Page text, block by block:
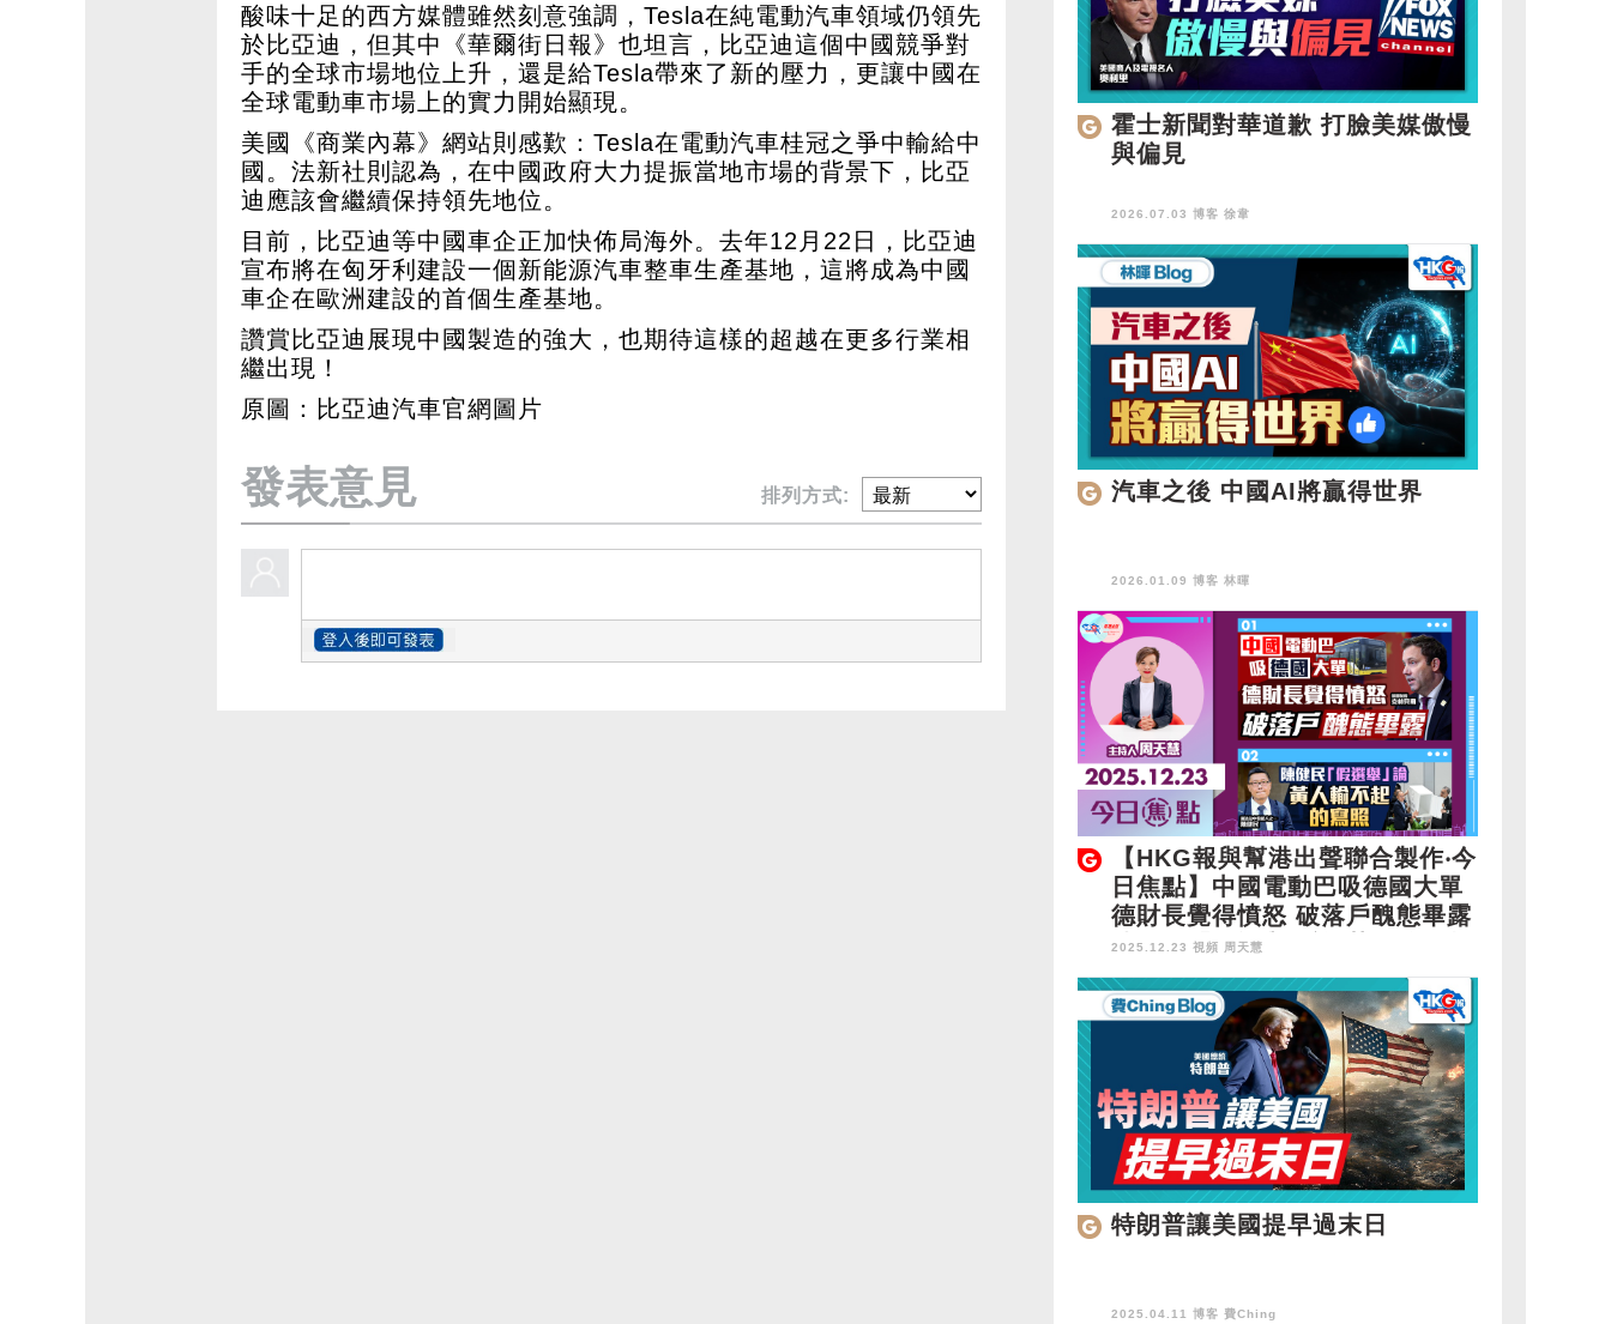
酸味十足的西方媒體雖然刻意強調，Tesla在純電動汽車領域仍領先
於比亞迪，但其中《華爾街日報》也坦言，比亞迪這個中國競爭對
手的全球市場地位上升，還是給Tesla帶來了新的壓力，更讓中國在
全球電動車市場上的實力開始顯現。
美國《商業內幕》網站則感歎：Tesla在電動汽車桂冠之爭中輸給中
國。法新社則認為，在中國政府大力提振當地市場的背景下，比亞
迪應該會繼續保持領先地位。
目前，比亞迪等中國車企正加快佈局海外。去年12月22日，比亞迪
宣布將在匈牙利建設一個新能源汽車整車生產基地，這將成為中國
車企在歐洲建設的首個生產基地。
讚賞比亞迪展現中國製造的強大，也期待這樣的超越在更多行業相
繼出現！
原圖：比亞迪汽車官網圖片
發表意見 排列方式:
霍士新聞對華道歉 打臉美媒傲慢
與偏見
2026.07.03 博客 徐韋
汽車之後 中國AI將贏得世界
2026.01.09 博客 林暉
【HKG報與幫港出聲聯合製作‧今
日焦點】中國電動巴吸德國大單
德財長覺得憤怒 破落戶醜態畢露
陳健民「假選舉」論 黃人輸不起
的寫照
2025.12.23 視頻 周天慧
特朗普讓美國提早過末日
2025.04.11 博客 費Ching